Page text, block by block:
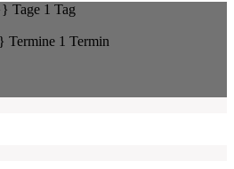
Tage 1 Tag
Termine 1 Termin